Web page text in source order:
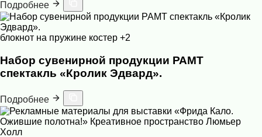
Подробнее
блокнот на пружине костер +2
Набор сувенирной продукции РАМТ
спектакль «Кролик Эдвард».
Подробнее